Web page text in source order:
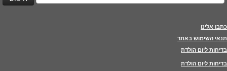
כתבו אלינו
תנאי השימוש באתר
בדיחות ליום הולדת
בדיחות ליום הולדת